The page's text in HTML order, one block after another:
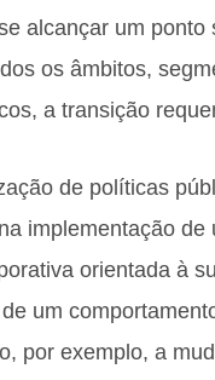
alcançar um ponto
os âmbitos,
a transição
de políticas
implementação de
orientada à
um
por exemplo, a